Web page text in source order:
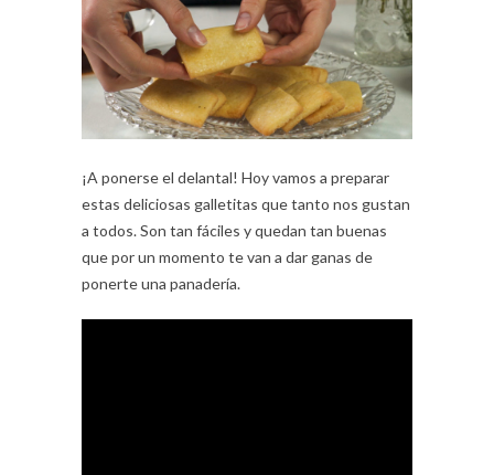
¡A ponerse el delantal! Hoy vamos a preparar
estas deliciosas galletitas que tanto nos gustan
a todos. Son tan fáciles y quedan tan buenas
que por un momento te van a dar ganas de
ponerte una panadería.